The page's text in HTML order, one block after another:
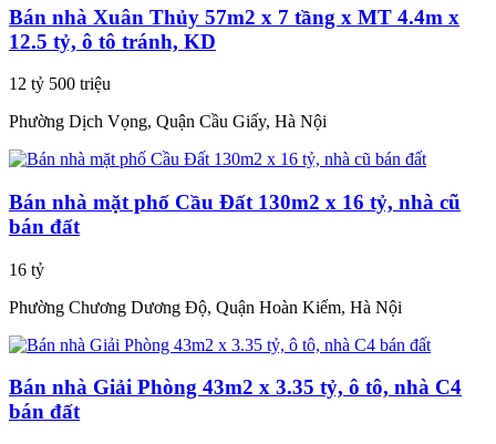
Bán nhà Xuân Thủy 57m2 x 7 tầng x MT 4.4m x
12.5 tỷ, ô tô tránh, KD
12 tỷ 500 triệu
Phường Dịch Vọng, Quận Cầu Giấy, Hà Nội
Bán nhà mặt phố Cầu Đất 130m2 x 16 tỷ, nhà cũ
bán đất
16 tỷ
Phường Chương Dương Độ, Quận Hoàn Kiếm, Hà Nội
Bán nhà Giải Phòng 43m2 x 3.35 tỷ, ô tô, nhà C4
bán đất